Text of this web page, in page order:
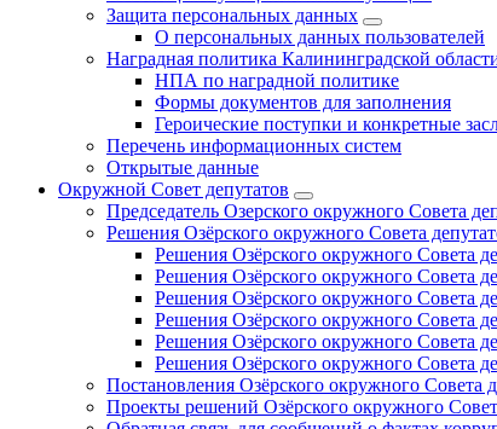
Защита персональных данных
О персональных данных пользователей
Наградная политика Калининградской
НПА по наградной политике
Формы документов для заполнения
Героические поступки и конкретные
Перечень информационных систем
Открытые данные
Окружной Совет депутатов
Председатель Озерского окружного Совета
Решения Озёрского окружного Совета
Решения Озёрского окружного Совета
Решения Озёрского окружного Совета
Решения Озёрского окружного Совета
Решения Озёрского окружного Совета
Решения Озёрского окружного Совета
Решения Озёрского окружного Совета
Постановления Озёрского окружного Совета
Проекты решений Озёрского окружного